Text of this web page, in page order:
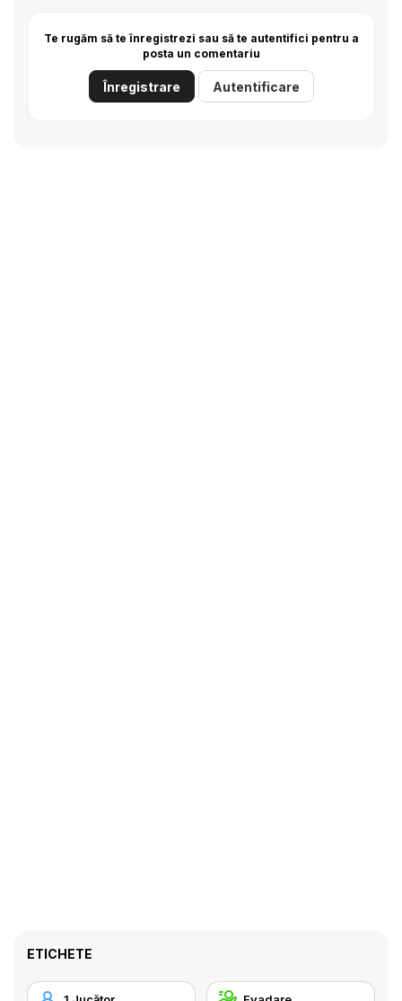
Te rugăm să te înregistrezi sau să te autentifici pentru a
posta un comentariu
Înregistrare Autentificare
ETICHETE